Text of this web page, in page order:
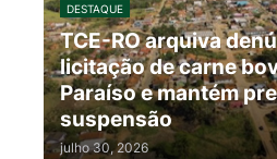
DESTAQUE
TCE-RO arquiva
licitação de carne
Paraíso e mantém
suspensão
julho 30, 2026